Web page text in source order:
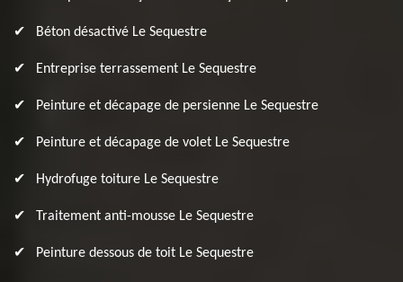
Béton désactivé Le Sequestre
Entreprise terrassement Le Sequestre
Peinture et décapage de persienne Le Sequestre
Peinture et décapage de volet Le Sequestre
Hydrofuge toiture Le Sequestre
Traitement anti-mousse Le Sequestre
Peinture dessous de toit Le Sequestre